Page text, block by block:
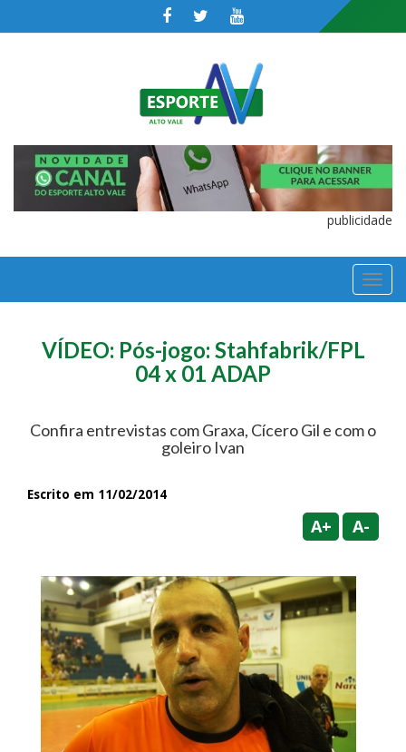
publicidade
VÍDEO: Pós-jogo: Stahfabrik/FPL
04 x 01 ADAP
Confira entrevistas com Graxa, Cícero Gil e com o
goleiro Ivan
Escrito em 11/02/2014
A+ A-